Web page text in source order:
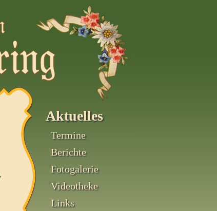
Aktuelles
Termine
Berichte
Fotogalerie
Videotheke
Links